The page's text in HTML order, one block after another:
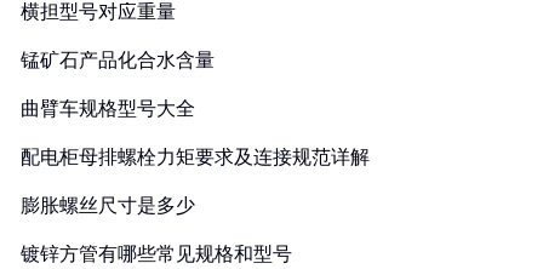
横担型号对应重量
锰矿石产品化合水含量
曲臂车规格型号大全
配电柜母排螺栓力矩要求及连接规范详解
膨胀螺丝尺寸是多少
镀锌方管有哪些常见规格和型号